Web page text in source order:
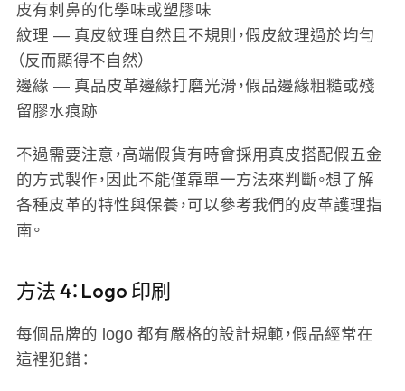
皮有刺鼻的化學味或塑膠味
紋理 — 真皮紋理自然且不規則，假皮紋理過於均勻
（反而顯得不自然）
邊緣 — 真品皮革邊緣打磨光滑，假品邊緣粗糙或殘
留膠水痕跡
不過需要注意，高端假貨有時會採用真皮搭配假五金
的方式製作，因此不能僅靠單一方法來判斷。想了解
各種皮革的特性與保養，可以參考我們的皮革護理指
南。
方法 4：Logo 印刷
每個品牌的 logo 都有嚴格的設計規範，假品經常在
這裡犯錯：